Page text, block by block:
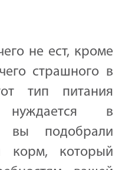
не ест, кроме
страшного в
тип питания
в
вы подобрали
корм, который